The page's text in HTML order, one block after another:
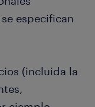
especifican
(incluida la